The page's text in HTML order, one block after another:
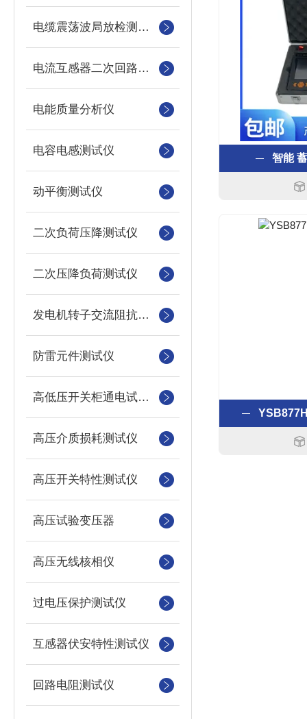
电缆震荡波局放检测装置
电流互感器二次回路测试仪
电能质量分析仪
电容电感测试仪
动平衡测试仪
二次负荷压降测试仪
二次压降负荷测试仪
发电机转子交流阻抗测试仪
防雷元件测试仪
高低压开关柜通电试验台
高压介质损耗测试仪
高压开关特性测试仪
高压试验变压器
高压无线核相仪
过电压保护测试仪
互感器伏安特性测试仪
回路电阻测试仪
智能